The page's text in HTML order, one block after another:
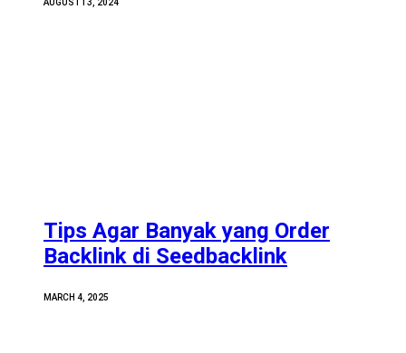
AUGUST 13, 2024
Tips Agar Banyak yang Order
Backlink di Seedbacklink
MARCH 4, 2025